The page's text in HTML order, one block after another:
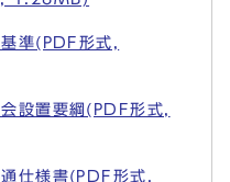
準(PDF形式,
設置要綱(PDF形式,
仕様書(PDF形式,